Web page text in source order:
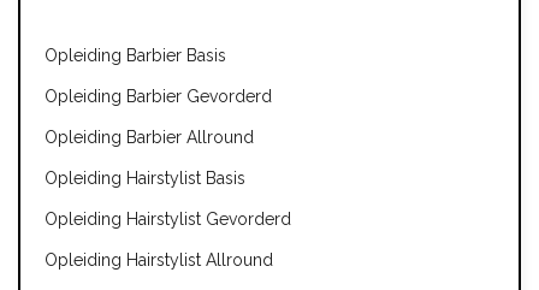
Opleiding Barbier Basis
Opleiding Barbier Gevorderd
Opleiding Barbier Allround
Opleiding Hairstylist Basis
Opleiding Hairstylist Gevorderd
Opleiding Hairstylist Allround